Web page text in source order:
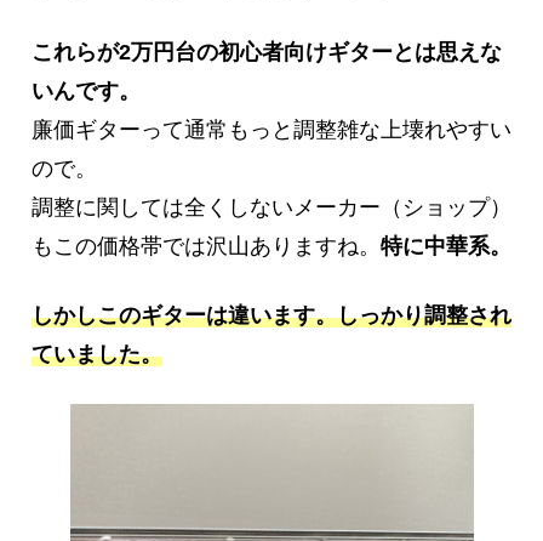
これらが2万円台の初心者向けギターとは思えな
いんです。
廉価ギターって通常もっと調整雑な上壊れやすい
ので。
調整に関しては全くしないメーカー（ショップ）
もこの価格帯では沢山ありますね。 特に中華系。
しかしこのギターは違います。しっかり調整され
ていました。